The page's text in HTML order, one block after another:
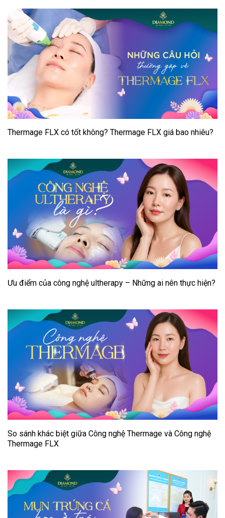
Thermage FLX có tốt không? Thermage FLX giá bao nhiêu?
Ưu điểm của công nghệ ultherapy – Những ai nên thực hiện?
So sánh khác biệt giữa Công nghệ Thermage và Công nghệ
Thermage FLX